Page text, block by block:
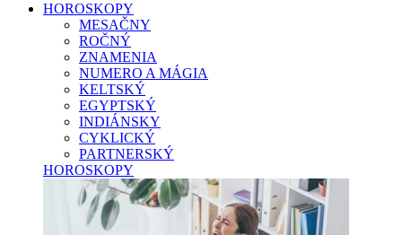
HOROSKOPY
MESAČNY
ROČNÝ
ZNAMENIA
NUMERO A MÁGIA
KELTSKÝ
EGYPTSKÝ
INDIÁNSKY
CYKLICKÝ
PARTNERSKÝ
HOROSKOPY